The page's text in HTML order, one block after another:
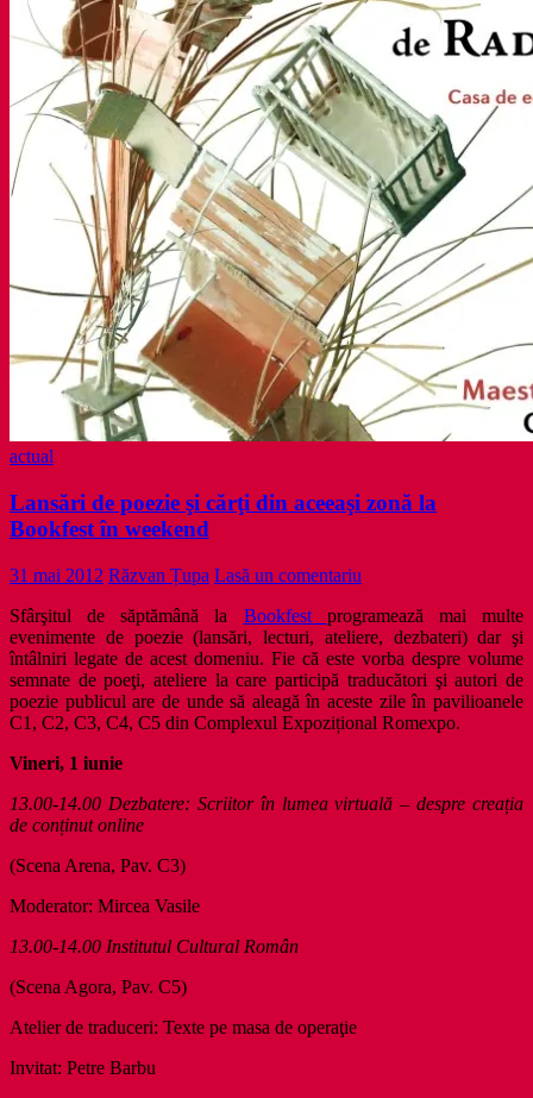
actual
Lansări de poezie şi cărţi din aceeaşi zonă la
Bookfest în weekend
31 mai 2012 Răzvan Țupa Lasă un comentariu
Sfârşitul de săptămână la Bookfest programează mai multe
evenimente de poezie (lansări, lecturi, ateliere, dezbateri) dar şi
întâlniri legate de acest domeniu. Fie că este vorba despre volume
semnate de poeţi, ateliere la care participă traducători şi autori de
poezie publicul are de unde să aleagă în aceste zile în pavilioanele
C1, C2, C3, C4, C5 din Complexul Expozițional Romexpo.
Vineri, 1 iunie
13.00-14.00 Dezbatere: Scriitor în lumea virtuală – despre creația
de conținut online
(Scena Arena, Pav. C3)
Moderator: Mircea Vasile
13.00-14.00 Institutul Cultural Român
(Scena Agora, Pav. C5)
Atelier de traduceri: Texte pe masa de operaţie
Invitat: Petre Barbu